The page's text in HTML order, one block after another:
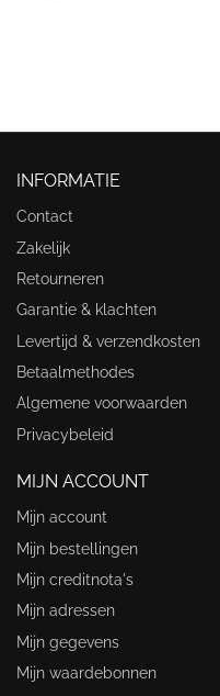
INFORMATIE
Contact
Zakelijk
Retourneren
Garantie & klachten
Levertijd & verzendkosten
Betaalmethodes
Algemene voorwaarden
Privacybeleid
MIJN ACCOUNT
Mijn account
Mijn bestellingen
Mijn creditnota's
Mijn adressen
Mijn gegevens
Mijn waardebonnen